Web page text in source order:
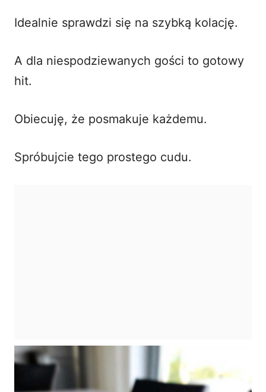
Idealnie sprawdzi się na szybką kolację.
A dla niespodziewanych gości to gotowy
hit.
Obiecuję, że posmakuje każdemu.
Spróbujcie tego prostego cudu.